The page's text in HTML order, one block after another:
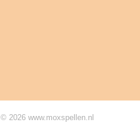
© 2026 www.moxspellen.nl